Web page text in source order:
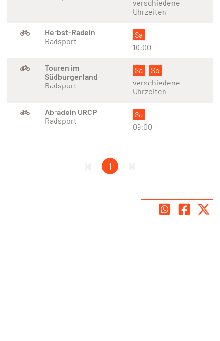
verschiedene
Uhrzeiten
Herbst-Radeln
Radsport
Sa
10:00
Touren im
Südburgenland
Radsport
Sa
So
verschiedene
Uhrzeiten
Abradeln URCP
Radsport
Sa
09:00
1